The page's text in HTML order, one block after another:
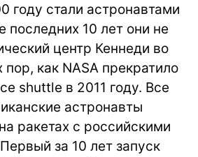
году стали астронавтами
последних 10 лет они не
центр Кеннеди во
пор, как NASA прекратило
shuttle в 2011 году. Все
астронавты
ракетах с российскими
за 10 лет запуск